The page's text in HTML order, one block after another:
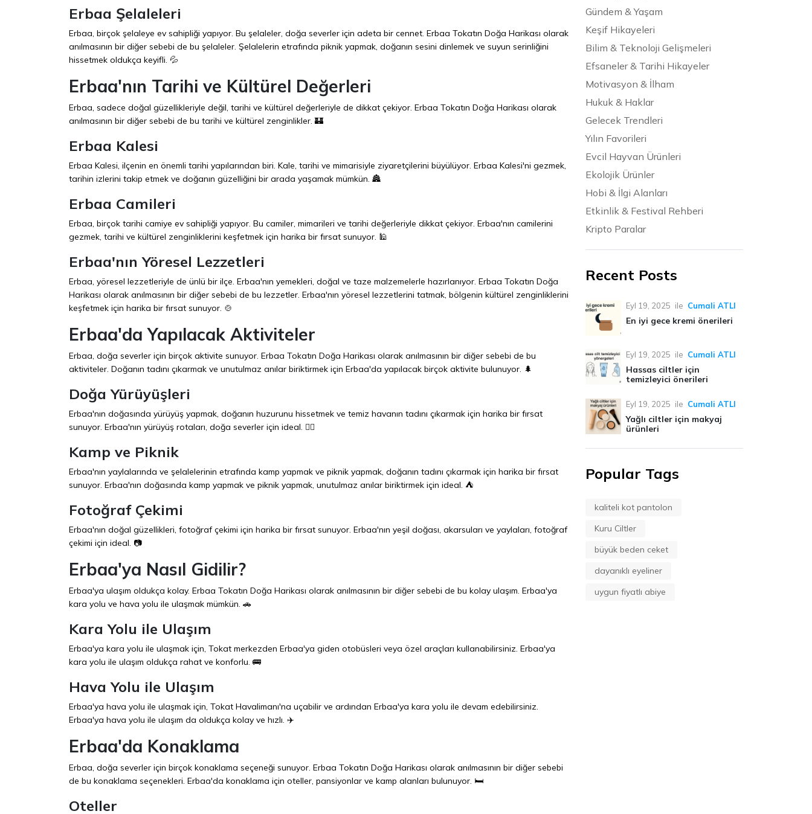
Erbaa Şelaleleri
Erbaa, birçok şelaleye ev sahipliği yapıyor. Bu şelaleler, doğa severler için adeta bir cennet. Erbaa Tokatın Doğa Harikası olarak
anılmasının bir diğer sebebi de bu şelaleler. Şelalelerin etrafında piknik yapmak, doğanın sesini dinlemek ve suyun serinliğini
hissetmek oldukça keyifli. 💦
Erbaa'nın Tarihi ve Kültürel Değerleri
Erbaa, sadece doğal güzellikleriyle değil, tarihi ve kültürel değerleriyle de dikkat çekiyor. Erbaa Tokatın Doğa Harikası olarak
anılmasının bir diğer sebebi de bu tarihi ve kültürel zenginlikler. 🏰
Erbaa Kalesi
Erbaa Kalesi, ilçenin en önemli tarihi yapılarından biri. Kale, tarihi ve mimarisiyle ziyaretçilerini büyülüyor. Erbaa Kalesi'ni gezmek,
tarihin izlerini takip etmek ve doğanın güzelliğini bir arada yaşamak mümkün. 🏯
Erbaa Camileri
Erbaa, birçok tarihi camiye ev sahipliği yapıyor. Bu camiler, mimarileri ve tarihi değerleriyle dikkat çekiyor. Erbaa'nın camilerini
gezmek, tarihi ve kültürel zenginliklerini keşfetmek için harika bir fırsat sunuyor. 🕌
Erbaa'nın Yöresel Lezzetleri
Erbaa, yöresel lezzetleriyle de ünlü bir ilçe. Erbaa'nın yemekleri, doğal ve taze malzemelerle hazırlanıyor. Erbaa Tokatın Doğa
Harikası olarak anılmasının bir diğer sebebi de bu lezzetler. Erbaa'nın yöresel lezzetlerini tatmak, bölgenin kültürel zenginliklerini
keşfetmek için harika bir fırsat sunuyor. 🍲
Erbaa'da Yapılacak Aktiviteler
Erbaa, doğa severler için birçok aktivite sunuyor. Erbaa Tokatın Doğa Harikası olarak anılmasının bir diğer sebebi de bu
aktiviteler. Doğanın tadını çıkarmak ve unutulmaz anılar biriktirmek için Erbaa'da yapılacak birçok aktivite bulunuyor. 🌲
Doğa Yürüyüşleri
Erbaa'nın doğasında yürüyüş yapmak, doğanın huzurunu hissetmek ve temiz havanın tadını çıkarmak için harika bir fırsat
sunuyor. Erbaa'nın yürüyüş rotaları, doğa severler için ideal. 🚶‍♂️
Kamp ve Piknik
Erbaa'nın yaylalarında ve şelalelerinin etrafında kamp yapmak ve piknik yapmak, doğanın tadını çıkarmak için harika bir fırsat
sunuyor. Erbaa'nın doğasında kamp yapmak ve piknik yapmak, unutulmaz anılar biriktirmek için ideal. ⛺
Fotoğraf Çekimi
Erbaa'nın doğal güzellikleri, fotoğraf çekimi için harika bir fırsat sunuyor. Erbaa'nın yeşil doğası, akarsuları ve yaylaları, fotoğraf
çekimi için ideal. 📷
Erbaa'ya Nasıl Gidilir?
Erbaa'ya ulaşım oldukça kolay. Erbaa Tokatın Doğa Harikası olarak anılmasının bir diğer sebebi de bu kolay ulaşım. Erbaa'ya
kara yolu ve hava yolu ile ulaşmak mümkün. 🚗
Kara Yolu ile Ulaşım
Erbaa'ya kara yolu ile ulaşmak için, Tokat merkezden Erbaa'ya giden otobüsleri veya özel araçları kullanabilirsiniz. Erbaa'ya
kara yolu ile ulaşım oldukça rahat ve konforlu. 🚌
Hava Yolu ile Ulaşım
Erbaa'ya hava yolu ile ulaşmak için, Tokat Havalimanı'na uçabilir ve ardından Erbaa'ya kara yolu ile devam edebilirsiniz.
Erbaa'ya hava yolu ile ulaşım da oldukça kolay ve hızlı. ✈️
Erbaa'da Konaklama
Erbaa, doğa severler için birçok konaklama seçeneği sunuyor. Erbaa Tokatın Doğa Harikası olarak anılmasının bir diğer sebebi
de bu konaklama seçenekleri. Erbaa'da konaklama için oteller, pansiyonlar ve kamp alanları bulunuyor. 🛏️
Oteller
Gündem & Yaşam
Keşif Hikayeleri
Bilim & Teknoloji Gelişmeleri
Efsaneler & Tarihi Hikayeler
Motivasyon & İlham
Hukuk & Haklar
Gelecek Trendleri
Yılın Favorileri
Evcil Hayvan Ürünleri
Ekolojik Ürünler
Hobi & İlgi Alanları
Etkinlik & Festival Rehberi
Kripto Paralar
Recent Posts
Eyl 19, 2025 ile Cumali ATLI
En iyi gece kremi önerileri
Eyl 19, 2025 ile Cumali ATLI
Hassas ciltler için
temizleyici önerileri
Eyl 19, 2025 ile Cumali ATLI
Yağlı ciltler için makyaj
ürünleri
Popular Tags
kaliteli kot pantolon
Kuru Ciltler
büyük beden ceket
dayanıklı eyeliner
uygun fiyatlı abiye